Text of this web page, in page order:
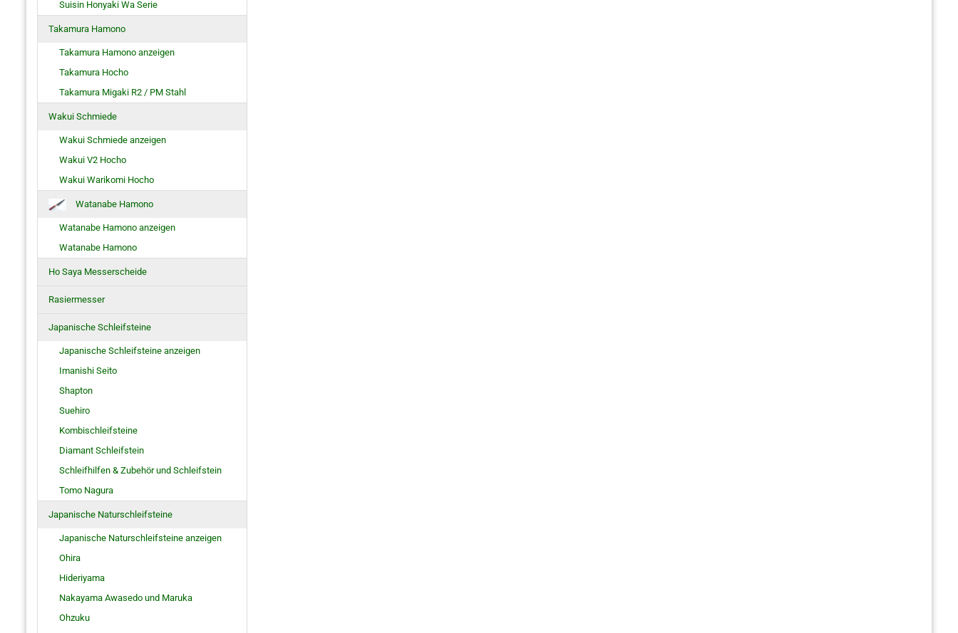
Suisin Honyaki Wa Serie
Takamura Hamono
Takamura Hamono anzeigen
Takamura Hocho
Takamura Migaki R2 / PM Stahl
Wakui Schmiede
Wakui Schmiede anzeigen
Wakui V2 Hocho
Wakui Warikomi Hocho
Watanabe Hamono
Watanabe Hamono anzeigen
Watanabe Hamono
Ho Saya Messerscheide
Rasiermesser
Japanische Schleifsteine
Japanische Schleifsteine anzeigen
Imanishi Seito
Shapton
Suehiro
Kombischleifsteine
Diamant Schleifstein
Schleifhilfen & Zubehör und Schleifstein
Tomo Nagura
Japanische Naturschleifsteine
Japanische Naturschleifsteine anzeigen
Ohira
Hideriyama
Nakayama Awasedo und Maruka
Ohzuku